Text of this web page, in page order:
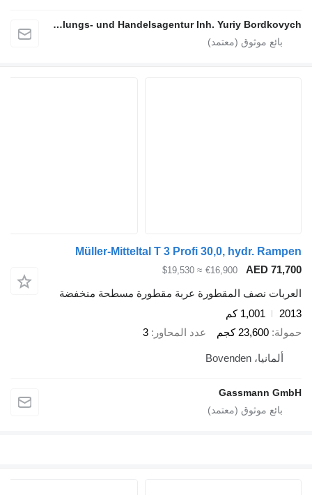
Y.B. Vermittlungs- und Handelsagentur Inh. Yuriy Bordkovych
Müller-Mitteltal T 3 Profi 30,0, hydr. Rampen
AED 71,700
€16,900
≈ $19,530
العربات نصف المقطورة عربة مقطورة مسطحة منخفضة
2013
1,001 كم
حمولة 23,600 كجم عدد المحاور 3
ألمانيا، Bovenden
Gassmann GmbH